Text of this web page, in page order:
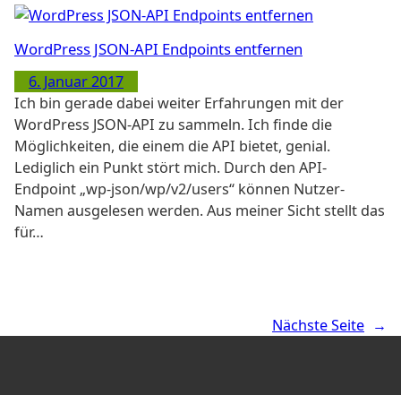
WordPress JSON-API Endpoints entfernen
6. Januar 2017
Ich bin gerade dabei weiter Erfahrungen mit der
WordPress JSON-API zu sammeln. Ich finde die
Möglichkeiten, die einem die API bietet, genial.
Lediglich ein Punkt stört mich. Durch den API-
Endpoint „wp-json/wp/v2/users“ können Nutzer-
Namen ausgelesen werden. Aus meiner Sicht stellt das
für…
Nächste Seite →